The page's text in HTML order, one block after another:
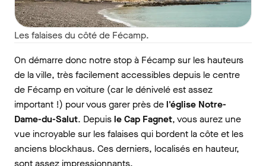
Les falaises du côté de Fécamp.
On démarre donc notre stop à Fécamp sur les hauteurs
de la ville, très facilement accessibles depuis le centre
de Fécamp en voiture (car le dénivelé est assez
important !) pour vous garer près del'église Notre-
Dame-du-Salut. Depuisle Cap Fagnet, vous aurez une
vue incroyable sur les falaises qui bordent la côte et les
anciens blockhaus. Ces derniers, localisés en hauteur,
sont assez impressionnants.